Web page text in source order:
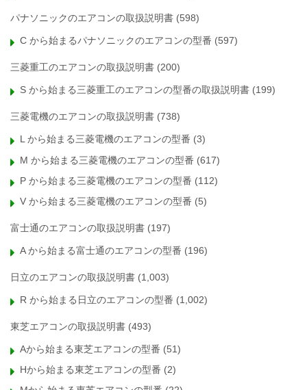
パナソニックのエアコンの取扱説明書 (598)
C から始まるパナソニックのエアコンの型番 (597)
三菱重工のエアコンの取扱説明書 (200)
S から始まる三菱重工のエアコンの型番の取扱説明書 (199)
三菱電機のエアコンの取扱説明書 (738)
L から始まる三菱電機のエアコンの型番 (3)
M から始まる三菱電機のエアコンの型番 (617)
P から始まる三菱電機のエアコンの型番 (112)
V から始まる三菱電機のエアコンの型番 (5)
富士通のエアコンの取扱説明書 (197)
A から始まる富士通のエアコンの型番 (196)
日立のエアコンの取扱説明書 (1,003)
R から始まる日立のエアコンの型番 (1,002)
東芝エアコンの取扱説明書 (493)
Aから始まる東芝エアコンの型番 (51)
Hから始まる東芝エアコンの型番 (2)